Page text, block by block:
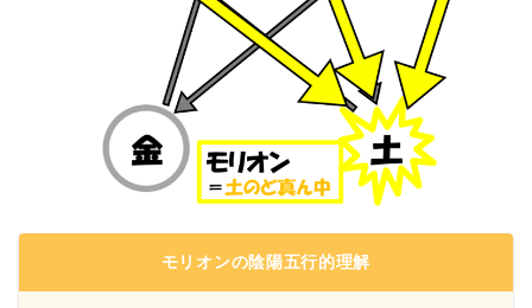
モリオンの陰陽五行的理解